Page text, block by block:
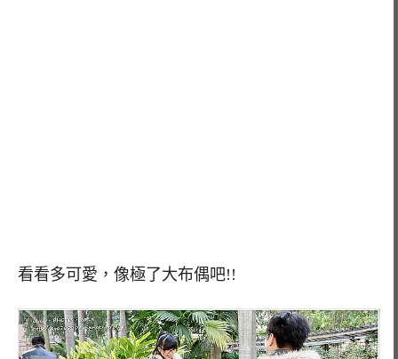
看看多可愛，像極了大布偶吧!!